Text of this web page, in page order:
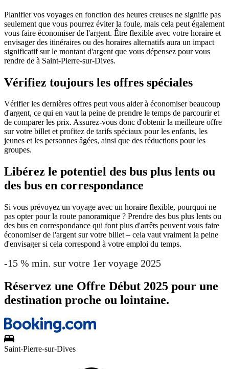
Planifier vos voyages en fonction des heures creuses ne signifie pas
seulement que vous pourrez éviter la foule, mais cela peut également
vous faire économiser de l'argent. Être flexible avec votre horaire et
envisager des itinéraires ou des horaires alternatifs aura un impact
significatif sur le montant d'argent que vous dépensez pour vous
rendre de à Saint-Pierre-sur-Dives.
Vérifiez toujours les offres spéciales
Vérifier les dernières offres peut vous aider à économiser beaucoup
d'argent, ce qui en vaut la peine de prendre le temps de parcourir et
de comparer les prix. Assurez-vous donc d'obtenir la meilleure offre
sur votre billet et profitez de tarifs spéciaux pour les enfants, les
jeunes et les personnes âgées, ainsi que des réductions pour les
groupes.
Libérez le potentiel des bus plus lents ou
des bus en correspondance
Si vous prévoyez un voyage avec un horaire flexible, pourquoi ne
pas opter pour la route panoramique ? Prendre des bus plus lents ou
des bus en correspondance qui font plus d'arrêts peuvent vous faire
économiser de l'argent sur votre billet – cela vaut vraiment la peine
d'envisager si cela correspond à votre emploi du temps.
-15 % min. sur votre 1er voyage 2025
Réservez une Offre Début 2025 pour une
destination proche ou lointaine.
Saint-Pierre-sur-Dives